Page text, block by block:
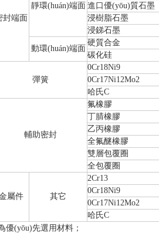
封端面
靜環(huán)端面 進口優(yōu)質石墨
浸樹脂石墨
浸銻石墨
動環(huán)端面
硬質合金
碳化硅
彈簧
0Cr18Ni9
0Cr17Ni12Mo2
哈氏C
輔助密封
氟橡膠
丁腈橡膠
乙丙橡膠
全氟醚橡膠
雙層包覆圈
全包覆圈
屬件 其它
2Cr13
0Cr18Ni9
0Cr17Ni12Mo2
哈氏C
優(yōu)先選用材料；